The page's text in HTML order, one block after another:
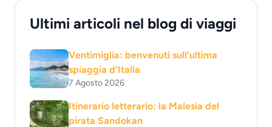
Ultimi articoli nel blog di viaggi
Ventimiglia: benvenuti sull’ultima
spiaggia d’Italia
7 Agosto 2026
Itinerario letterario: la Malesia del
pirata Sandokan